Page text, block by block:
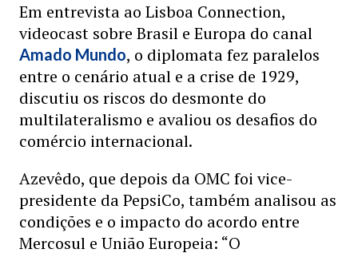
Em entrevista ao Lisboa Connection,
videocast sobre Brasil e Europa do canal
Amado Mundo, o diplomata fez paralelos
entre o cenário atual e a crise de 1929,
discutiu os riscos do desmonte do
multilateralismo e avaliou os desafios do
comércio internacional.
Azevêdo, que depois da OMC foi vice-
presidente da PepsiCo, também analisou as
condições e o impacto do acordo entre
Mercosul e União Europeia: “O